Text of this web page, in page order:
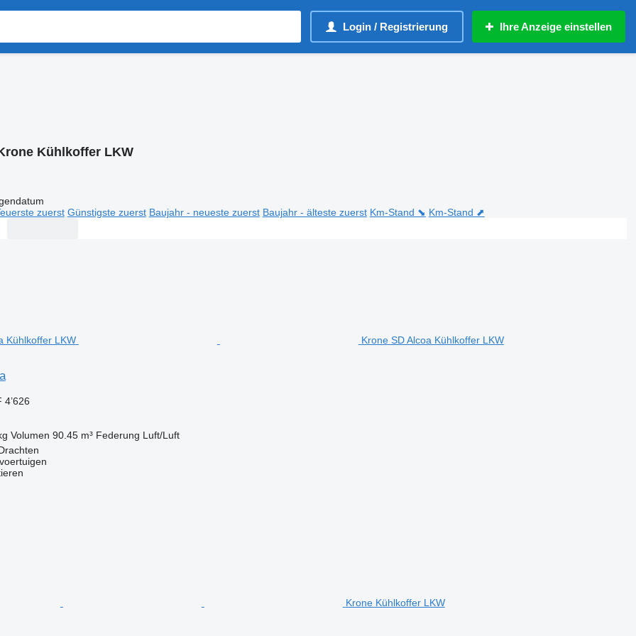
Login / Registrierung Ihre Anzeige einstellen
Kühlkoffer LKW
zuerst Günstigste zuerst Baujahr - neueste zuerst Baujahr - älteste zuerst Km-Stand ⬊ Km-Stand ⬈
Krone SD Alcoa Kühlkoffer LKW
4’626
Volumen 90.45 m³ Federung Luft/Luft
Krone Kühlkoffer LKW